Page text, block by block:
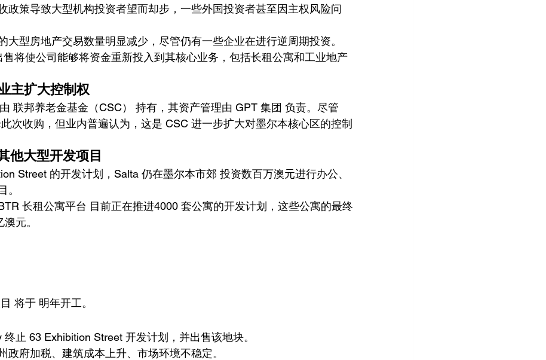
政策导致大型机构投资者望而却步，一些外国投资者甚至因主权风险问
大型房地产交易数量明显减少，尽管仍有一些企业在进行逆周期投资。
将使公司能够将资金重新投入到其核心业务，包括长租公寓和工业地产
主扩大控制权
联邦养老金基金（CSC） 持有，其资产管理由 GPT 集团 负责。尽管
次收购，但业内普遍认为，这是 CSC 进一步扩大对墨尔本核心区的控制
他大型开发项目
Street 的开发计划，Salta 仍在墨尔本市郊 投资数百万澳元进行办公、
。
长租公寓平台 目前正在推进4000 套公寓的开发计划，这些公寓的最终
元。
将于 明年开工。
止 63 Exhibition Street 开发计划，并出售该地块。
政府加税、建筑成本上升、市场环境不稳定。